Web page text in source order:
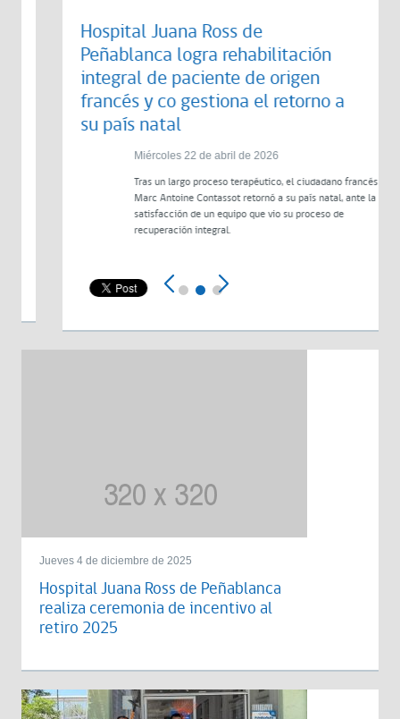
Hospital Juana Ross de
Peñablanca logra rehabilitación
integral de paciente de origen
francés y co gestiona el retorno a
su país natal
Miércoles 22 de abril de 2026
Tras un largo proceso terapéutico, el ciudadano francés
Marc Antoine Contassot retornó a su país natal, ante la
satisfacción de un equipo que vio su proceso de
recuperación integral.
Jueves 4 de diciembre de 2025
Hospital Juana Ross de Peñablanca
realiza ceremonia de incentivo al
retiro 2025